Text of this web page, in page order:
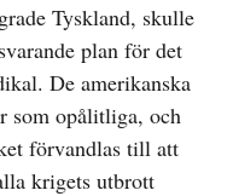
Tyskland, skulle
plan för det
De amerikanska
som opålitliga, och
förvandlas till att
krigets utbrott